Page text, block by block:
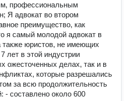
профессиональным
Я адвокат во втором
преимущество, как
я самый молодой адвокат в
также юристов, не имеющих
лет в этой индустрии
ожесточенных делах, так и в
которые разрешались
за всю продолжительность
- составлено около 600